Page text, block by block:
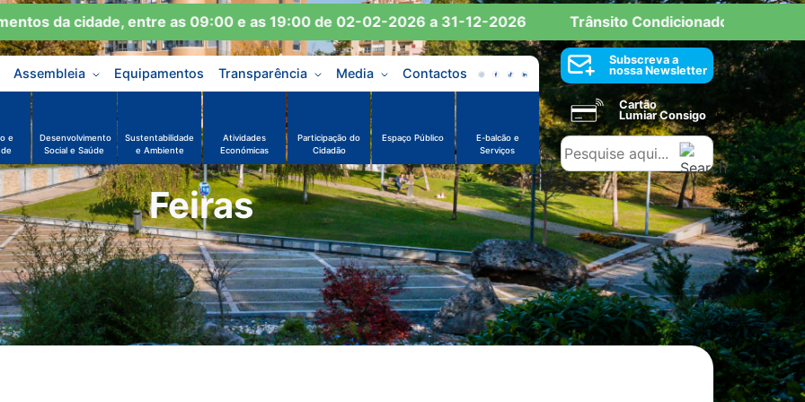
da cidade, entre as 09:00 e as 19:00 de 02-02-2026 a 31-12-2026 Trânsito Condicionado: Reserva de
Assembleia Equipamentos Transparência Media Contactos
e
Desenvolvimento
Social e Saúde
Sustentabilidade
e Ambiente
Atividades
Económicas
Participação do
Cidadão
Espaço Público
E-balcão e
Serviços
Subscreva a
nossa Newsletter
Cartão
Lumiar Consigo
Feiras